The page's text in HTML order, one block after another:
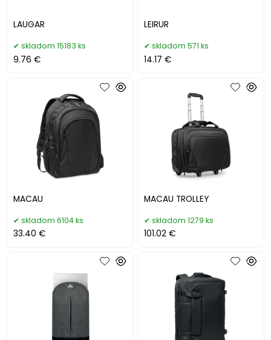
LAUGAR
skladom 15183 ks
9.76 €
LEIRUR
skladom 571 ks
14.17 €
MACAU
skladom 6104 ks
33.40 €
MACAU TROLLEY
skladom 1279 ks
101.02 €